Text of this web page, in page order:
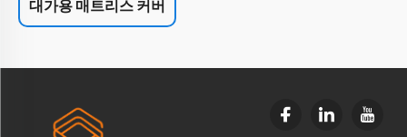
대가용 매트리스 커버